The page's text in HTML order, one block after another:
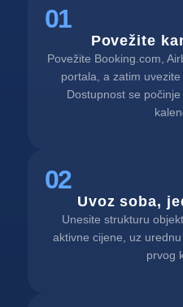
01
Povežite
Povežite Booking.com,
portala, a zatim
Dostupnost se
02
Uvoz soba,
Unesite strukturu
aktivne cijene, uz
prvog